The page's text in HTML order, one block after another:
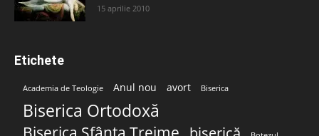
15 aprilie 2010
Etichete
Academia de Teologie Anul nou avort Biserica
Biserica Ortodoxă